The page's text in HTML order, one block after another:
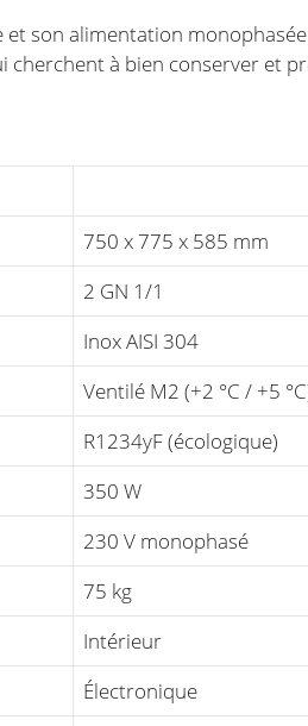
son alimentation
cherchent à bien conserver et
750 x 775 x 585 mm
2 GN 1/1
Inox AISI 304
Ventilé M2 (+2 °C / +5
R1234yF (écologique)
350 W
230 V monophasé
75 kg
Intérieur
Électronique